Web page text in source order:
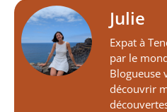
Julie
Expat à
par le
Blogueuse
découvrir